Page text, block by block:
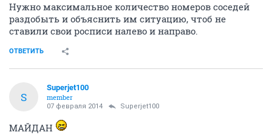
Нужно максимальное количество номеров соседей
раздобыть и объяснить им ситуацию, чтоб не
ставили свои росписи налево и направо.
ОТВЕТИТЬ
S
Superjet100
member
07 февраля 2014 Superjet100
МАЙДАН